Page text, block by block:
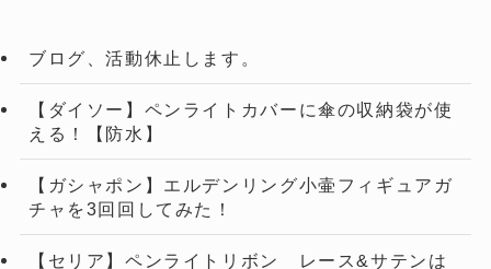
ブログ、活動休止します。
【ダイソー】ペンライトカバーに傘の収納袋が使
える！【防水】
【ガシャポン】エルデンリング小壷フィギュアガ
チャを3回回してみた！
【セリア】ペンライトリボン レース&サテンは